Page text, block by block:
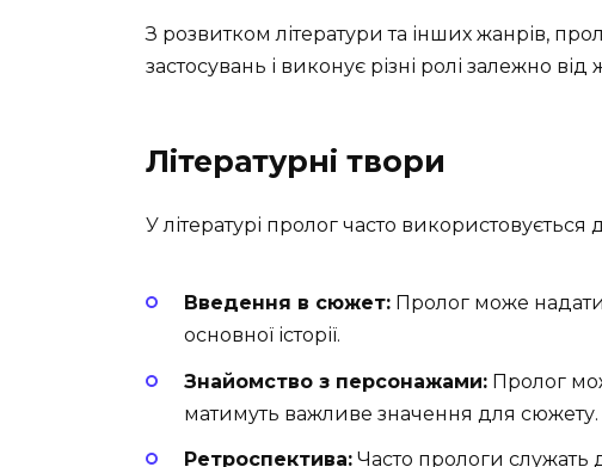
З розвитком літератури та інших жанрів,
застосувань і виконує різні ролі залежно
Літературні твори
У літературі пролог часто використовується
Введення в сюжет: Пролог може
основної історії.
Знайомство з персонажами: Пролог
матимуть важливе значення для сюжету.
Ретроспектива: Часто прологи